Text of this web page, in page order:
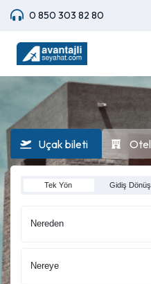
0 850 303 82 80
Uçak bileti Otel
Tek Yön Gidiş Dönüş
Nereden
Nereye